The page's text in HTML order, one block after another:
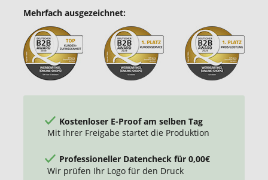
Mehrfach ausgezeichnet:
Kostenloser E-Proof am selben Tag
Mit Ihrer Freigabe startet die Produktion
Professioneller Datencheck für 0,00€
Wir prüfen Ihr Logo für den Druck